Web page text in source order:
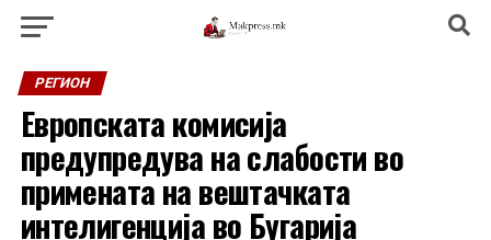
РЕГИОН
Европската комисија
предупредува на слабости во
примената на вештачката
интелигенција во Бугарија